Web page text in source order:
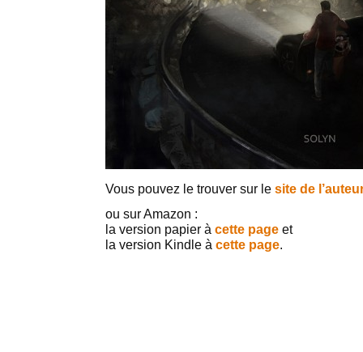
Vous pouvez le trouver sur le site de
ou sur Amazon :
la version papier à cette page et
la version Kindle à cette page.